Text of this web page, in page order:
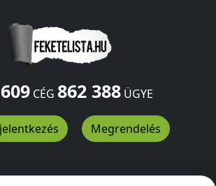
CÉG 862 388ÜGYE
Megrendelés